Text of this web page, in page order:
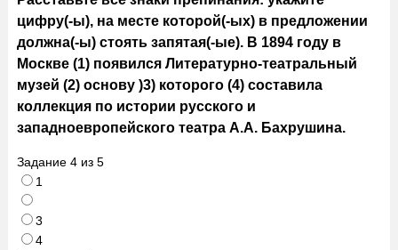
цифру(-ы), на месте которой(-ых) в предложении
должна(-ы) стоять запятая(-ые). В 1894 году в
Москве (1) появился Литературно-театральный
музей (2) основу )3) которого (4) составила
коллекция по истории русского и
западноевропейского театра А.А. Бахрушина.
Задание 4из 5
1
3
4